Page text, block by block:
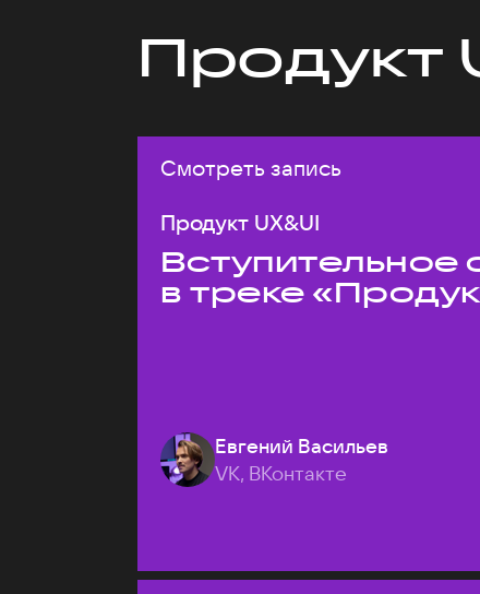
Продукт
Смотреть запись
Продукт UX&UI
Вступительное
в треке
Евгений Васильев
VK, ВКонтакте